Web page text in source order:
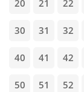
20 21 22
30 31 32
40 41 42
50 51 52